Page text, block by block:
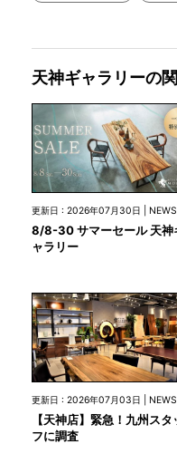
天神ギャラリーの
更新日 : 2026年07月30日 | NEWS
8/8-30 サマーセール 天神
ャラリー
更新日 : 2026年07月03日 | NEWS
【天神店】緊急！九州スタ
フに調査